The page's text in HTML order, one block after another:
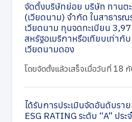
จัดตั้งบริษัทย่อย บริษัท ทานต
(เวียดนาม) จำกัด ในสาธาร
เวียดนาม ทุนจดทะเบียน
สหรัฐอเมริกาหรือเทียบเท่ากั
เวียดนามดอง
โดยจัดตั้งแล้วเสร็จเมื่อวันที่ 18
ได้รับการประเมินจัดอันดับรา
ESG RATING ระดับ “A” ปร